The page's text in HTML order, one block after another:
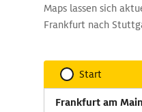
Maps lassen sich
Frankfurt nach
Start
Frankfurt am Main